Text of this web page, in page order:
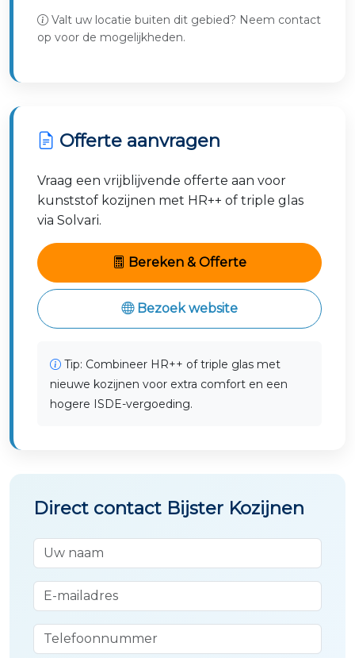
Lisserbroek Bennebroek Cruquius
Valt uw locatie buiten dit gebied? Neem contact
op voor de mogelijkheden.
Offerte aanvragen
Vraag een vrijblijvende offerte aan voor
kunststof kozijnen met HR++ of triple glas
via Solvari.
Bereken & Offerte
Bezoek website
Tip: Combineer HR++ of triple glas met
nieuwe kozijnen voor extra comfort en een
hogere ISDE-vergoeding.
Direct contact Bijster Kozijnen
Uw naam
E-mailadres
Telefoonnummer